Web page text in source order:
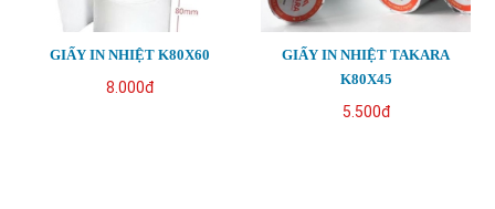
GIẤY IN NHIỆT K80X60
8.000đ
GIẤY IN NHIỆT TAKARA
K80X45
5.500đ